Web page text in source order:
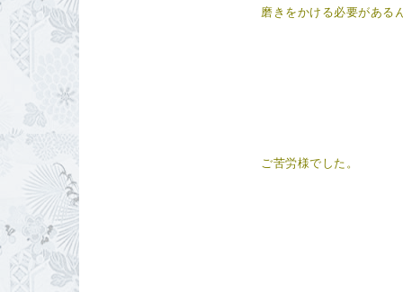
磨きをかける必要があ
ご苦労様でした。